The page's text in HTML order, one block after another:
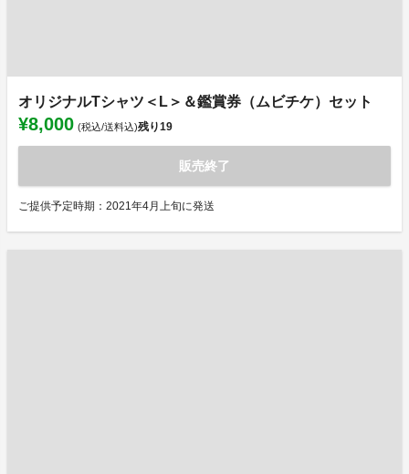
オリジナルTシャツ＜L＞＆鑑賞券（ムビチケ）セット
¥8,000 (税込/送料込)残り19
販売終了
ご提供予定時期：2021年4月上旬に発送